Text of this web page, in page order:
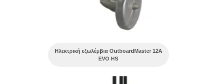
Ηλεκτρική εξωλέμβια OutboardMaster 12A
EVO HS